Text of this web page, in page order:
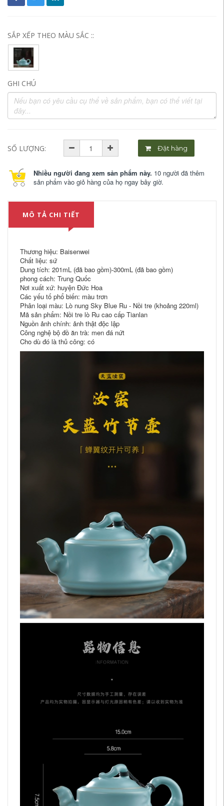
SẮP XẾP THEO MÀU SẮC ::
GHI CHÚ
SỐ LƯỢNG: Đặt hàng
Nhiều người đang xem sản phẩm này. 10 người đã thêm
sản phẩm vào giỏ hàng của họ ngay bây giờ.
MÔ TẢ CHI TIẾT
Thương hiệu: Baisenwei
Chất liệu: sứ
Dung tích: 201mL (đã bao gồm)-300mL (đã bao gồm)
phong cách: Trung Quốc
Nơi xuất xứ: huyện Đức Hoa
Các yếu tố phổ biến: màu trơn
Phân loại màu: Lò nung Sky Blue Ru - Nồi tre (khoảng 220ml)
Mã sản phẩm: Nồi tre lò Ru cao cấp Tianlan
Nguồn ảnh chính: ảnh thật độc lập
Công nghệ bộ đồ ăn trà: men đá nứt
Cho dù đó là thủ công: có